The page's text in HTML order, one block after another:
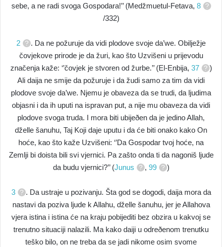
sebe, a ne radi svoga Gospodara!’’ (Medžmuetul-Fetava, 8
/332)
2
. Da ne požuruje da vidi plodove svoje da’we. Obilježje
čovjekove prirode je da žuri, kao što Uzvišeni u prijevodu
značenja kaže: ‘’čovjek je stvoren od žurbe.’’ (El-Enbija, 37
)
Ali daija ne smije da požuruje i da žudi samo za tim da vidi
plodove svoje da’we. Njemu je obaveza da se trudi, da ljudima
objasni i da ih uputi na ispravan put, a nije mu obaveza da vidi
plodove svoga truda. I mora biti ubijeðen da je jedino Allah,
dželle šanuhu, Taj Koji daje uputu i da će biti onako kako On
hoće, kao što kaže Uzvišeni: ‘’Da Gospodar tvoj hoće, na
Zemlji bi doista bili svi vjernici. Pa zašto onda ti da nagoniš ljude
da budu vjernici?’’ (Junus , 99 )
3
. Da ustraje u pozivanju. Šta god se dogodi, daija mora da
nastavi da poziva ljude k Allahu, dželle šanuhu, jer je Allahova
vjera istina i istina će na kraju pobijediti bez obzira u kakvoj se
trenutno situaciji nalazili. Ma kako daiji u odreðenom trenutku
teško bilo, on ne treba da se jadi nikome osim svome